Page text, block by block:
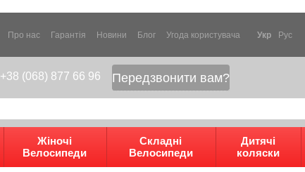
Про нас Гарантія Новини Блог Угода користувача Укр
Рус
+38 (068) 877 66 96 Передзвонити вам?
Жіночі
Велосипеди
Складні
Велосипеди
Дитячі
коляски